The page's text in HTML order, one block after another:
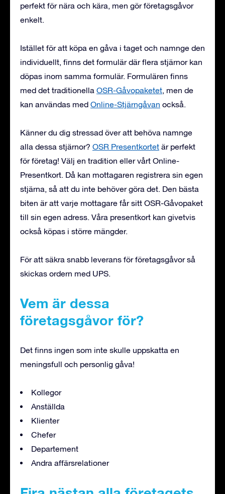
perfekt för nära och kära, men gör företagsgåvor
enkelt.
Istället för att köpa en gåva i taget och namnge den
individuellt, finns det formulär där flera stjärnor kan
döpas inom samma formulär. Formulären finns
med det traditionella OSR-Gåvopaketet, men de
kan användas med Online-Stjärngåvan också.
Känner du dig stressad över att behöva namnge
alla dessa stjärnor? OSR Presentkortet är perfekt
för företag! Välj en tradition eller vårt Online-
Presentkort. Då kan mottagaren registrera sin egen
stjärna, så att du inte behöver göra det. Den bästa
biten är att varje mottagare får sitt OSR-Gåvopaket
till sin egen adress. Våra presentkort kan givetvis
också köpas i större mängder.
För att säkra snabb leverans för företagsgåvor så
skickas ordern med UPS.
Vem är dessa
företagsgåvor för?
Det finns ingen som inte skulle uppskatta en
meningsfull och personlig gåva!
Kollegor
Anställda
Klienter
Chefer
Departement
Andra affärsrelationer